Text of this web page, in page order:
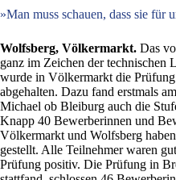
»Man muss schauen, dass sie für
Wolfsberg, Völkermarkt. Das
ganz im Zeichen der technischen
wurde in Völkermarkt die
abgehalten. Dazu fand erstmals
Michael ob Bleiburg auch die
Knapp 40 Bewerberinnen und
Völkermarkt und Wolfsberg
gestellt. Alle Teilnehmer waren
Prüfung positiv. Die Prüfung in